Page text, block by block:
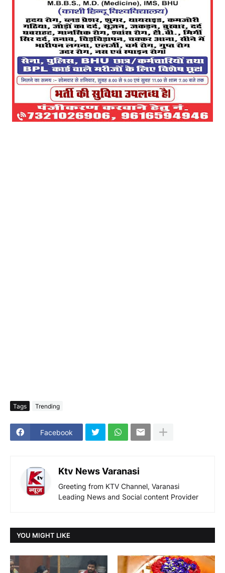
Tags Trending
Facebook
Ktv News Varanasi
Greeting from KTV Channel, Varanasi
Leading News and Social content Provider
YOU MIGHT LIKE